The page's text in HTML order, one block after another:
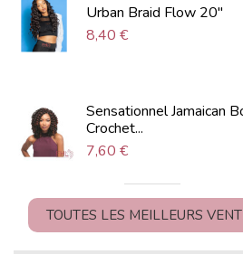
Urban Braid Flow 20"
8,40 €
Sensationnel Jamaican
Crochet...
7,60 €
TOUTES LES MEILLEURS